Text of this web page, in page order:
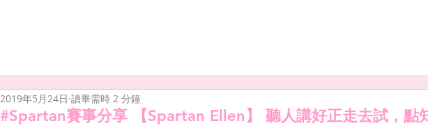
#Spartan賽事分享 【Spartan Ellen】 聽人講好正走去試，點
2019年5月24日 讀畢需時 2 分鐘